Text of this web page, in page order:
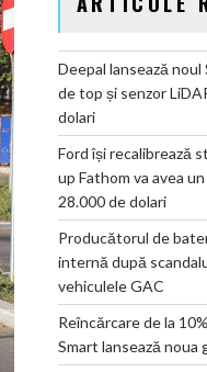
Deepal lansează
de top și senzor
dolari
Ford își recalibrează
up Fathom va avea
28.000 de dolari
Producătorul de
internă după
vehiculele GAC
Reîncărcare de la
Smart lansează noua